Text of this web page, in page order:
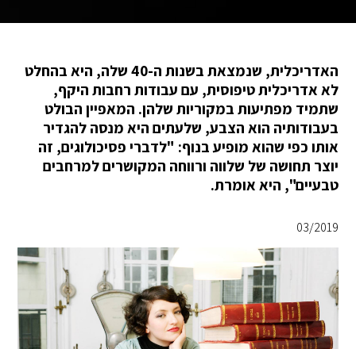
האדריכלית, שנמצאת בשנות ה-40 שלה, היא בהחלט
לא אדריכלית טיפוסית, עם עבודות רחבות היקף,
שתמיד מפתיעות במקוריות שלהן. המאפיין הבולט
בעבודותיה הוא הצבע, שלעתים היא מנסה להגדיר
אותו כפי שהוא מופיע בנוף: "לדברי פסיכולוגים, זה
יוצר תחושה של שלווה ורווחה המקושרים למרחבים
טבעיים", היא אומרת.
03/2019